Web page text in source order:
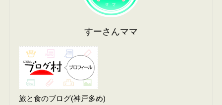
すーさんママ
旅と食のブログ(神戸多め)